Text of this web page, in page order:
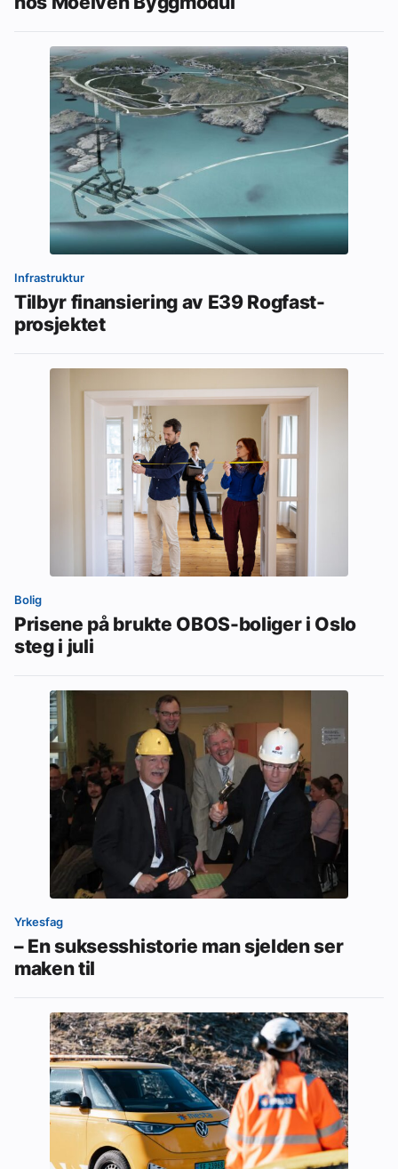
Infrastruktur
Tilbyr finansiering av E39 Rogfast-
prosjektet
Bolig
Prisene på brukte OBOS-boliger i Oslo
steg i juli
Yrkesfag
– En suksesshistorie man sjelden ser
maken til